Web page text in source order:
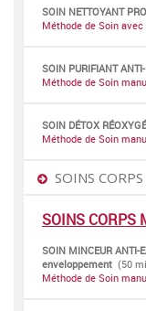
SOIN NETTOYANT
Méthode de Soin
SOIN PURIFIANT
Méthode de Soin
SOIN DÉTOX
Méthode de Soin
SOINS CORPS
SOINS CORPS
SOIN MINCEUR ANTI-
enveloppement (50
Méthode de Soin